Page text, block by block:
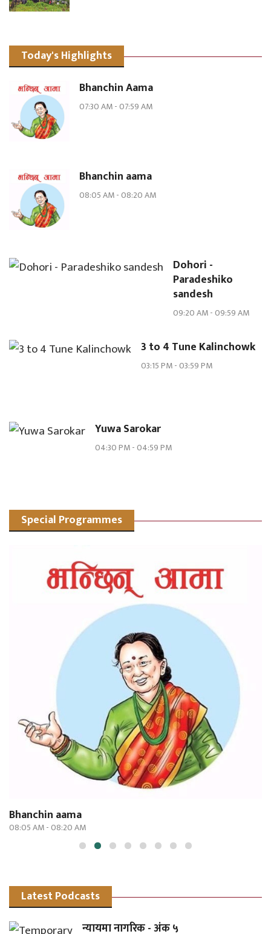
Today's Highlights
Bhanchin Aama
07:30 AM-07:59 AM
Bhanchin aama
08:05 AM-08:20 AM
Dohori -
Paradeshiko
sandesh
09:20 AM-09:59 AM
3 to 4 Tune Kalinchowk
03:15 PM-03:59 PM
Yuwa Sarokar
04:30 PM-04:59 PM
Special Programmes
Dohori - Paradeshiko sandesh
-09:59 AM
Latest Podcasts
न्यायमा नागरिक - अंक ५